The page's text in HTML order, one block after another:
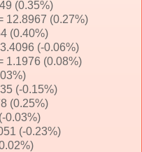
(0.35%)
12.8967 (0.27%)
(0.40%)
(-0.06%)
1.1976 (0.08%)
(-0.15%)
(0.25%)
0.03%)
(-0.23%)